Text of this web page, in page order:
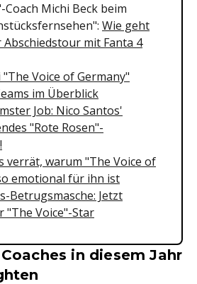
Coach Michi Beck beim
Wie geht
Abschiedstour mit Fanta 4
Voice of Germany"
im Überblick
Job: Nico Santos'
"Rote Rosen"-
verrät, warum "The Voice of
emotional für ihn ist
Betrugsmasche: Jetzt
"The Voice"-Star
in diesem Jahr